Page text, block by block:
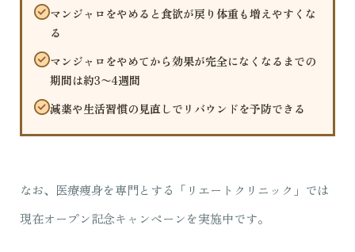
マンジャロをやめると食欲が戻り体重も増えやすくな
る
マンジャロをやめてから効果が完全になくなるまでの
期間は約3〜4週間
減薬や生活習慣の見直しでリバウンドを予防できる
なお、医療痩身を専門とする「リエートクリニック」では
現在オープン記念キャンペーンを実施中です。